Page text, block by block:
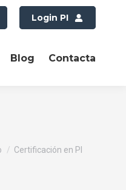
Login PI
Blog Contacta
aquí:
Certificación en PI